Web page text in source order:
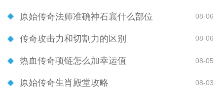
原始传奇法师准确神石襄什么部位 08-06
传奇攻击力和切割力的区别 08-06
热血传奇项链怎么加幸运值 08-05
原始传奇生肖殿堂攻略 08-03